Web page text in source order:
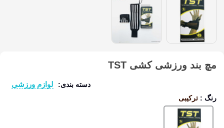
مچ بند ورزشی کشی TST
دسته بندی: لوازم ورزشی
رنگ : ترکیبی
ترکیبی